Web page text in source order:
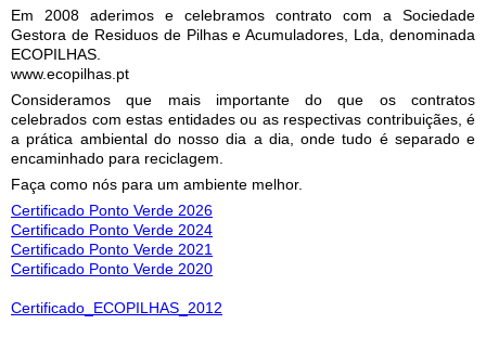
Em 2008 aderimos e celebramos contrato com a Sociedade
Gestora de Residuos de Pilhas e Acumuladores, Lda, denominada
ECOPILHAS.
www.ecopilhas.pt
Consideramos que mais importante do que os contratos
celebrados com estas entidades ou as respectivas contribuiçães, é
a prática ambiental do nosso dia a dia, onde tudo é separado e
encaminhado para reciclagem.
Faça como nós para um ambiente melhor.
Certificado Ponto Verde 2026
Certificado Ponto Verde 2024
Certificado Ponto Verde 2021
Certificado Ponto Verde 2020
Certificado_ECOPILHAS_2012